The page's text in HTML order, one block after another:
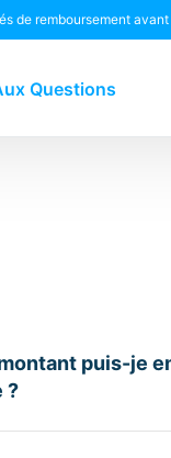
de remboursement
Questions
puis-je
?